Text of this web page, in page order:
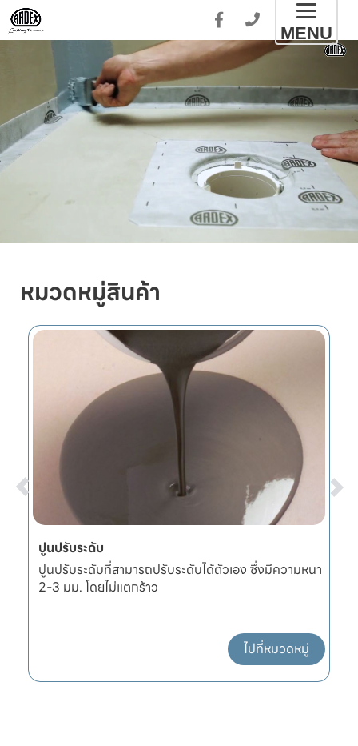
MENU
หมวดหมู่สินค้า
ปูนปรับระดับ
ปูนปรับระดับที่สามารถปรับระดับได้ตัวเอง ซึ่งมีความหนา
2-3 มม. โดยไม่แตกร้าว
ไปที่หมวดหมู่